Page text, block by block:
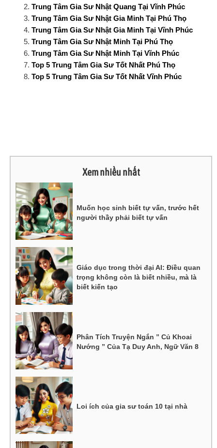
Trung Tâm Gia Sư Nhật Quang Tại Vĩnh Phúc
Trung Tâm Gia Sư Nhật Gia Minh Tại Phú Thọ
Trung Tâm Gia Sư Nhật Gia Minh Tại Vĩnh Phúc
Trung Tâm Gia Sư Nhật Minh Tại Phú Thọ
Trung Tâm Gia Sư Nhật Minh Tại Vĩnh Phúc
Top 5 Trung Tâm Gia Sư Tốt Nhất Phú Thọ
Top 5 Trung Tâm Gia Sư Tốt Nhất Vĩnh Phúc
Xem nhiều nhất
Muốn học sinh biết tự vấn, trước hết
người thầy phải biết tự vấn
Giáo dục trong thời đại AI: Điều quan
trọng không còn là biết nhiều, mà là
biết kiến tạo
Phân Tích Truyện Ngắn ” Củ Khoai
Nướng ” Của Tạ Duy Anh, Ngữ Văn 8
Loi ích của gia sư toán 10 tại nhà